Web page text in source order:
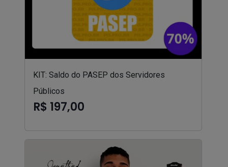
KIT: Saldo do PASEP dos Servidores
Públicos
R$ 197,00